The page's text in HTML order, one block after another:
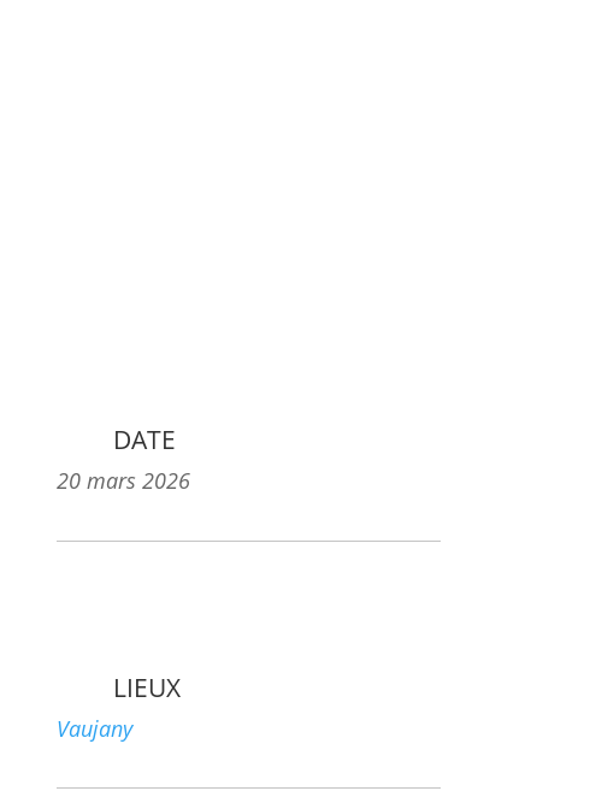
DATE
20 mars 2026
LIEUX
Vaujany